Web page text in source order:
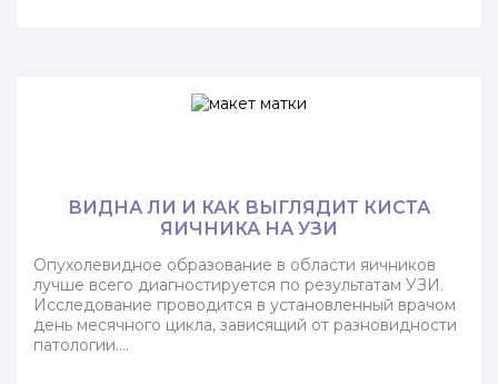
ВИДНА ЛИ И КАК ВЫГЛЯДИТ КИСТА
ЯИЧНИКА НА УЗИ
Опухолевидное образование в области яичников
лучше всего диагностируется по результатам УЗИ.
Исследование проводится в установленный врачом
день месячного цикла, зависящий от разновидности
патологии….